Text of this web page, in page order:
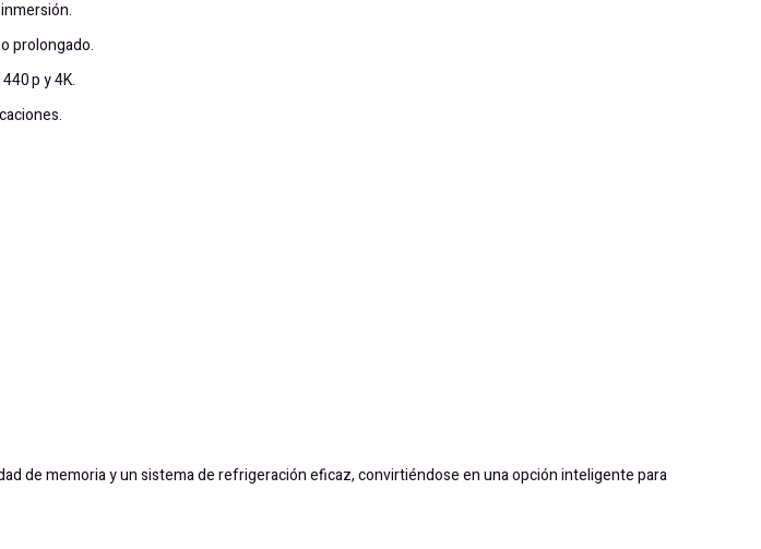
prolongado.
p y 4K.
de memoria y un sistema de refrigeración eficaz, convirtiéndose en una opción inteligente para